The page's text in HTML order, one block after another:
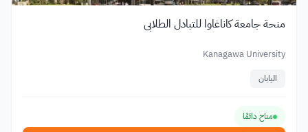
منحة جامعة كاناغاوا للتبادل الطلابي
Kanagawa University
اليابان
متاح دائمًا